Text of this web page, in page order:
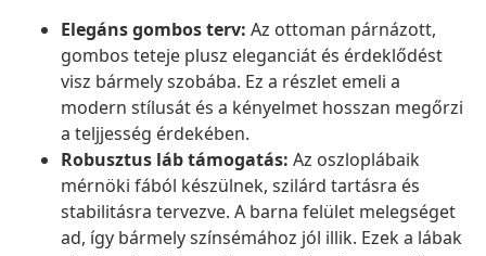
Elegáns gombos terv: Az ottoman párnázott,
gombos teteje plusz eleganciát és érdeklődést
visz bármely szobába. Ez a részlet emeli a
modern stílusát és a kényelmet hosszan megőrzi
a teljjesség érdekében.
Robusztus láb támogatás: Az oszloplábaik
mérnöki fából készülnek, szilárd tartásra és
stabilitásra tervezve. A barna felület melegséget
ad, így bármely színsémához jól illik. Ezek a lábak